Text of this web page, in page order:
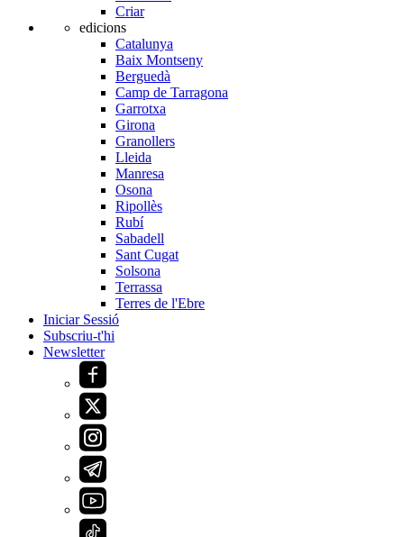
Criar
edicions
Catalunya
Baix Montseny
Berguedà
Camp de Tarragona
Garrotxa
Girona
Granollers
Lleida
Manresa
Osona
Ripollès
Rubí
Sabadell
Sant Cugat
Solsona
Terrassa
Terres de l'Ebre
Iniciar Sessió
Subscriu-t'hi
Newsletter